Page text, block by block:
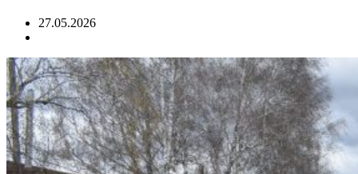
27.05.2026